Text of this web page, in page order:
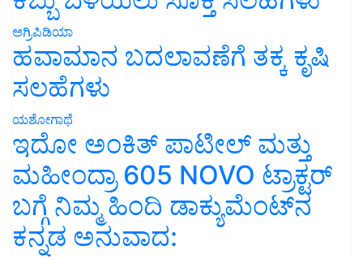
ಅಗ್ರಿಪಿಡಿಯಾ
ಹವಾಮಾನ ಬದಲಾವಣೆಗೆ ತಕ್ಕ ಕೃಷಿ
ಸಲಹೆಗಳು
ಯಶೋಗಾಥೆ
ಇದೋ ಅಂಕಿತ್ ಪಾಟೀಲ್ ಮತ್ತು
ಮಹೀಂದ್ರಾ 605 NOVO ಟ್ರಾಕ್ಟರ್
ಬಗ್ಗೆ ನಿಮ್ಮ ಹಿಂದಿ ಡಾಕ್ಯುಮೆಂಟ್‌ನ
ಕನ್ನಡ ಅನುವಾದ: